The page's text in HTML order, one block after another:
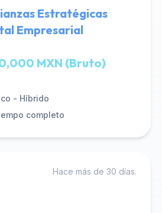
Estratégicas
Empresarial
MXN (Bruto)
- Híbrido
completo
Hace más de 30 días.